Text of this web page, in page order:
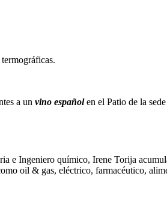
a un vino españolen el Patio de la
e Ingeniero químico, Irene Torija
oil & gas, eléctrico, farmacéutico,